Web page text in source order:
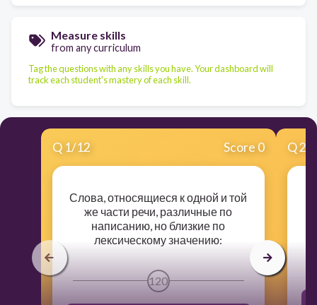
Measure skills
from any curriculum
Tag the questions with any skills you have. Your dashboard will
track each student's mastery of each skill.
Q 1/12 Score 0
Слова, относящиеся к одной и той
же части речи, различные по
написанию, но близкие по
лексическому значению:
120
Q2